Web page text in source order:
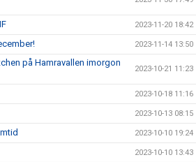
2023-11-20 18:42
2023-11-14 13:50
på Hamravallen imorgon
2023-10-21 11:23
2023-10-18 11:16
2023-10-13 08:15
2023-10-10 19:24
2023-10-10 13:43